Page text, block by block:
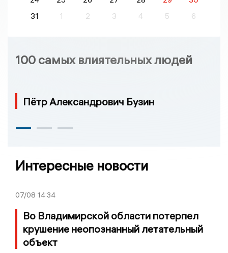
31
1 2 3 4 5 6
100 самых влиятельных людей
Пётр Александрович Бузин
Интересные новости
07/08 14:34
Во Владимирской области потерпел
крушение неопознанный летательный
объект